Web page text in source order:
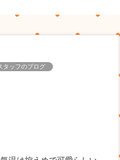
タッフのブログ